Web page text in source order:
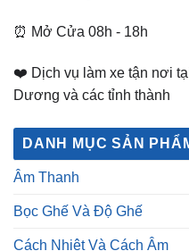
DANH MỤC SẢN PHẨM
Âm Thanh
Bọc Ghế Và Độ Ghế
Cách Nhiệt Và Cách Âm
Camera Ô Tô
Chăm Sóc Xe Hơi
Đào Tạo